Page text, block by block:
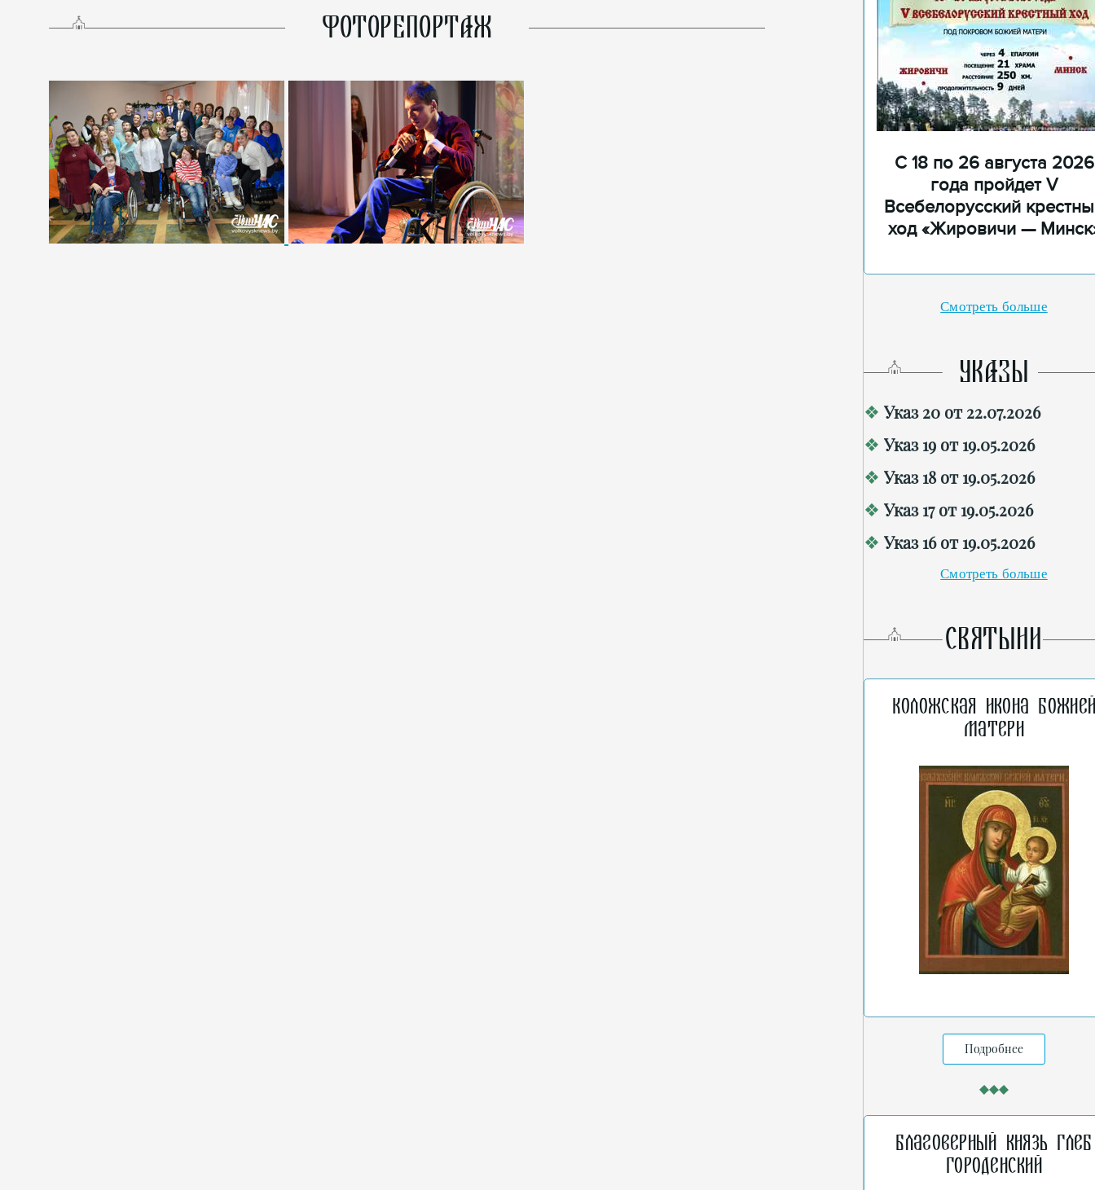
ФОТОРЕПОРТАЖ
С 18 по 26 августа 2026
года пройдет V
Всебелорусский
ход «Жировичи —
Смотреть больше
УКАЗЫ
Указ 20 от 22.07.2026
Указ 19 от 19.05.2026
Указ 18 от 19.05.2026
Указ 17 от 19.05.2026
Указ 16 от 19.05.2026
Смотреть больше
СВЯТЫНИ
Коложская икона
Матери
Подробнее
Благоверный князь Глеб
Городенский